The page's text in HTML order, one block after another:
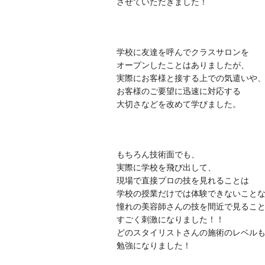
させていただきました！
学校に友達を呼んでクラスサロンを
オープンしたことはありましたが、
実際にお客様と接する上での気遣いや、
お客様のご要望に迅速に対応する
大切さなどを改めて学びました。
もちろん技術面でも、
実際に学校を飛び出して、
現場で直接プロの技を見れることは
学校の授業だけでは体験できないことな
憧れの美容師さんの技を間近で見るこ
すごく刺激になりました！！
どのスタイリストさんの施術のレベルも
勉強になりました！